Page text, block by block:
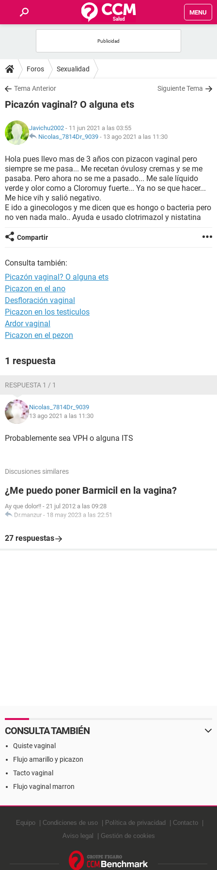
MENU
FOROS
SALUD
NUTRICIÓN
BIENESTAR
SEXUALIDAD
GLOSARIO
Foros Sexualidad
Tema Anterior Siguiente Tema
Picazón vaginal? O alguna ets
Javichu2002 - 11 jun 2021 a las 03:55
Nicolas_7814Dr_9039 - 13 ago 2021 a las 11:30
Hola pues llevo mas de 3 años con pizacon vaginal pero
siempre se me pasa... Me recetan óvulosy cremas y se me
pasaba. Pero ahora no se me a pasado... Me sale líquido
verde y olor como a Cloromuy fuerte... Ya no se que hacer...
Me hice vih y salió negativo.
E ido a ginecologos y me dicen que es hongo o bacteria pero
no ven nada malo.. Ayuda e usado clotrimazol y nistatina
Compartir
Consulta también:
Picazón vaginal? O alguna ets
Picazon en el ano
Desfloración vaginal
Picazon en los testiculos
Ardor vaginal
Picazon en el pezon
1 respuesta
RESPUESTA 1 / 1
Nicolas_7814Dr_9039
13 ago 2021 a las 11:30
Probablemente sea VPH o alguna ITS
Discusiones similares
¿Me puedo poner Barmicil en la vagina?
Ay que dolor!! - 21 jul 2012 a las 09:28
Dr.manzur - 18 may 2023 a las 22:51
27 respuestas
CONSULTA TAMBIÉN
Quiste vaginal
Flujo amarillo y picazon
Tacto vaginal
Flujo vaginal marron
Equipo Condiciones de uso Política de privacidad
Contacto
Aviso legal
Gestión de cookies